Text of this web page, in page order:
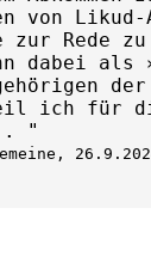
von
zur Rede
dabei als
ich für
"